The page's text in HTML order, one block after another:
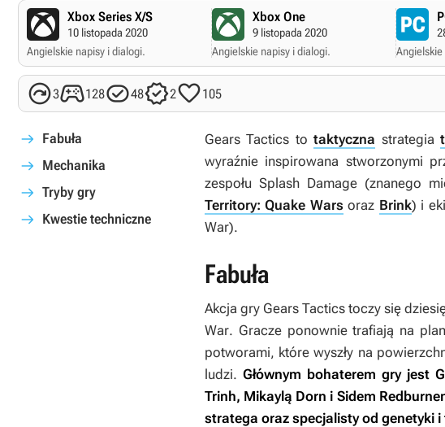
Xbox Series X/S
10 listopada 2020
Angielskie napisy i dialogi.
Xbox One
9 listopada 2020
Angielskie napisy i dialogi.
3128482105
Fabuła
Mechanika
Tryby gry
Kwestie techniczne
Gears Tactics totaktyczna strategia
wyraźnie inspirowana stworzonymi
zespołu Splash Damage (znanego
Territory: Quake Wars oraz Brink) i
War).
Fabuła
Akcja gry Gears Tactics toczy się
War. Gracze ponownie trafiają na
potworami, które wyszły na
ludzi. Głównym bohaterem gry jest
Trinh, Mikaylą Dorn i Sidem
stratega oraz specjalisty od genetyki